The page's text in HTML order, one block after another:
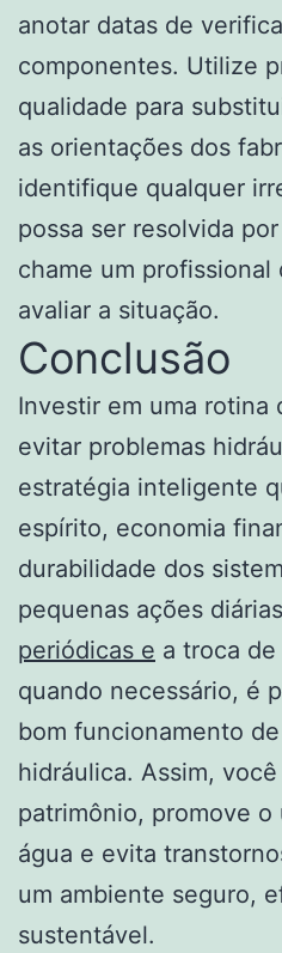
anotar datas de
componentes. Utilize
qualidade para
as orientações dos
identifique qualquer
possa ser resolvida
chame um profissional
avaliar a situação.
Conclusão
Investir em uma rotina
evitar problemas
estratégia inteligente
espírito, economia
durabilidade dos
pequenas ações
periódicas e a troca
quando necessário, é
bom funcionamento
hidráulica. Assim,
patrimônio, promove o
água e evita
um ambiente seguro,
sustentável.